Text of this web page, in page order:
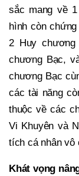
sắc mang về
hình còn
2 Huy
chương Bạc,
chương Bạc
các tài năng
thuộc về các
Vi Khuyên và
tích cá nhân vô
Khát vọng